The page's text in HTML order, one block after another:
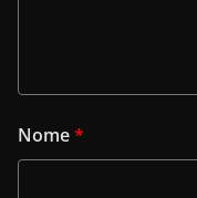
Nome*